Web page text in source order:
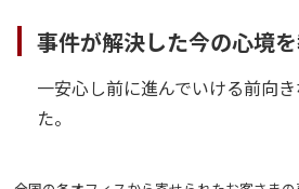
事件が解決した今の心境
一安心し前に進んでいける前向
た。